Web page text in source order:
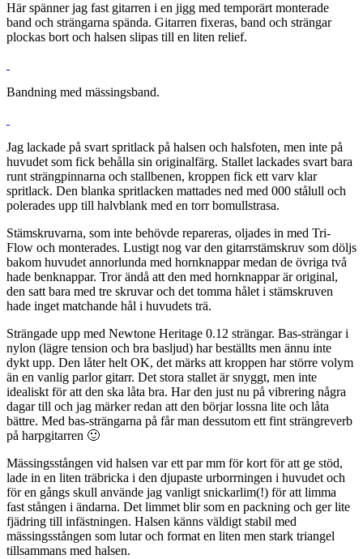
Här spänner jag fast gitarren i en jigg med temporärt monterade
band och strängarna spända. Gitarren fixeras, band och strängar
plockas bort och halsen slipas till en liten relief.
Bandning med mässingsband.
Jag lackade på svart spritlack på halsen och halsfoten, men inte på
huvudet som fick behålla sin originalfärg. Stallet lackades svart bara
runt strängpinnarna och stallbenen, kroppen fick ett varv klar
spritlack. Den blanka spritlacken mattades ned med 000 stålull och
polerades upp till halvblank med en torr bomullstrasa.
Stämskruvarna, som inte behövde repareras, oljades in med Tri-
Flow och monterades. Lustigt nog var den gitarrstämskruv som döljs
bakom huvudet annorlunda med hornknappar medan de övriga två
hade benknappar. Tror ändå att den med hornknappar är original,
den satt bara med tre skruvar och det tomma hålet i stämskruven
hade inget matchande hål i huvudets trä.
Strängade upp med Newtone Heritage 0.12 strängar. Bas-strängar i
nylon (lägre tension och bra basljud) har beställts men ännu inte
dykt upp. Den låter helt OK, det märks att kroppen har större volym
än en vanlig parlor gitarr. Det stora stallet är snyggt, men inte
idealiskt för att den ska låta bra. Har den just nu på vibrering några
dagar till och jag märker redan att den börjar lossna lite och låta
bättre. Med bas-strängarna på får man dessutom ett fint strängreverb
på harpgitarren 🙂
Mässingsstången vid halsen var ett par mm för kort för att ge stöd,
lade in en liten träbricka i den djupaste urborrningen i huvudet och
för en gångs skull använde jag vanligt snickarlim(!) för att limma
fast stången i ändarna. Det limmet blir som en packning och ger lite
fjädring till infästningen. Halsen känns väldigt stabil med
mässingsstången som lutar och format en liten men stark triangel
tillsammans med halsen.